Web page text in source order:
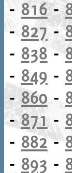
- 816-
- 827 -
- 838 -
- 849 -
- 860-
-871-
- 882-
- 893 -